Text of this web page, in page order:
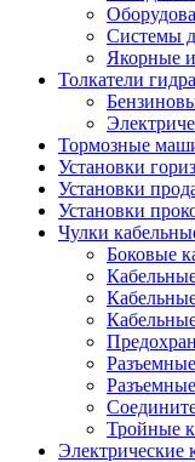
Системы
Якорные
Толкатели
Тормозные
Установки
Установки
Установки
Чулки
Боковые
Тройные
Электрические